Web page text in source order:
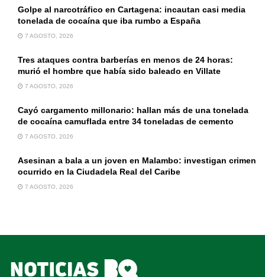
Golpe al narcotráfico en Cartagena: incautan casi media
tonelada de cocaína que iba rumbo a España
7 AGOSTO, 2026
Tres ataques contra barberías en menos de 24 horas:
murió el hombre que había sido baleado en Villate
7 AGOSTO, 2026
Cayó cargamento millonario: hallan más de una tonelada
de cocaína camuflada entre 34 toneladas de cemento
7 AGOSTO, 2026
Asesinan a bala a un joven en Malambo: investigan crimen
ocurrido en la Ciudadela Real del Caribe
7 AGOSTO, 2026